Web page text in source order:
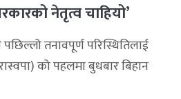
नेतृत्व चाहियो’
तनावपूर्ण परिस्थितिलाई
(रास्वपा) को पहलमा बुधबार बिहान
छ। रास्वपाका सभापति रवि